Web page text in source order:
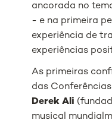
ancorada no
- e na primeira
experiência de
experiências
As primeiras
das
Derek Ali
musical